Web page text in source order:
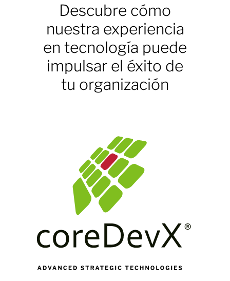
Descubre cómo
nuestra experiencia
en tecnología puede
impulsar el éxito de
tu organización